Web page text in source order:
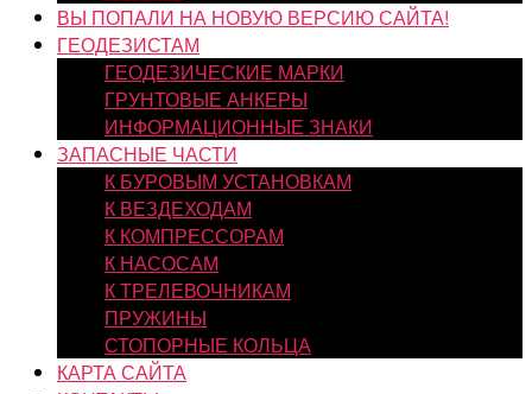
ВЫ ПОПАЛИ НА НОВУЮ ВЕРСИЮ САЙТА!
ГЕОДЕЗИСТАМ
ГЕОДЕЗИЧЕСКИЕ МАРКИ
ГРУНТОВЫЕ АНКЕРЫ
ИНФОРМАЦИОННЫЕ ЗНАКИ
ЗАПАСНЫЕ ЧАСТИ
К БУРОВЫМ УСТАНОВКАМ
К ВЕЗДЕХОДАМ
К КОМПРЕССОРАМ
К НАСОСАМ
К ТРЕЛЕВОЧНИКАМ
ПРУЖИНЫ
СТОПОРНЫЕ КОЛЬЦА
КАРТА САЙТА